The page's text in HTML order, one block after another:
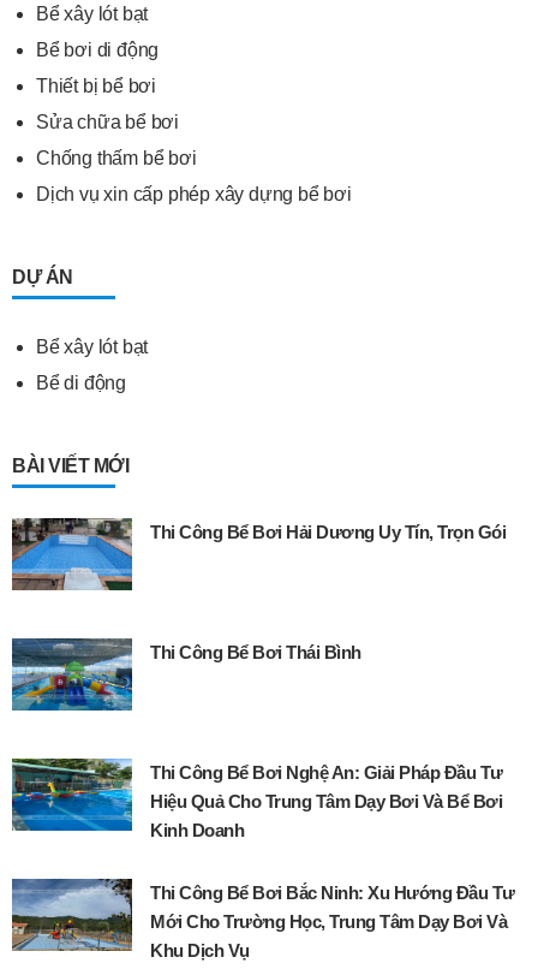
Bể xây lót bạt
Bể bơi di động
Thiết bị bể bơi
Sửa chữa bể bơi
Chống thấm bể bơi
Dịch vụ xin cấp phép xây dựng bể bơi
DỰ ÁN
Bể xây lót bạt
Bể di động
BÀI VIẾT MỚI
Thi Công Bể Bơi Hải Dương Uy Tín, Trọn Gói
Thi Công Bể Bơi Thái Bình
Thi Công Bể Bơi Nghệ An: Giải Pháp Đầu Tư
Hiệu Quả Cho Trung Tâm Dạy Bơi Và Bể Bơi
Kinh Doanh
Thi Công Bể Bơi Bắc Ninh: Xu Hướng Đầu Tư
Mới Cho Trường Học, Trung Tâm Dạy Bơi Và
Khu Dịch Vụ